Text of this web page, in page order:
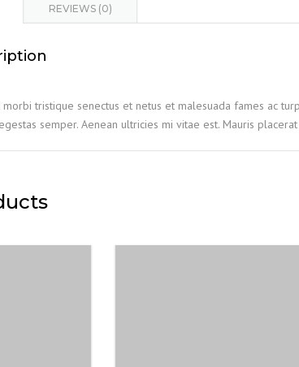
REVIEWS (0)
tristique senectus et netus et malesuada fames ac
semper. Aenean ultricies mi vitae est. Mauris